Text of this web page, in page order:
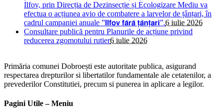
Ilfov, prin Direcția de Dezinsecție și Ecologizare Mediu va
efectua o acțiunea avio de combatere a larvelor de țânțari, în
cadrul campaniei anuale ”𝗜𝗹𝗳𝗼𝘃 𝗳𝗮̆𝗿𝗮̆ 𝘁̦𝗮̂𝗻𝘁̦𝗮𝗿𝗶”.6 iulie 2026
Consultare publică pentru Planurile de acțiune privind
reducerea zgomotului rutier6 iulie 2026
Primăria comunei Dobroești este autoritate publica, asigurand
respectarea drepturilor si libertatilor fundamentale ale cetatenilor, a
prevederilor Constitutiei, precum si punerea in aplicare a legilor.
Pagini Utile – Meniu